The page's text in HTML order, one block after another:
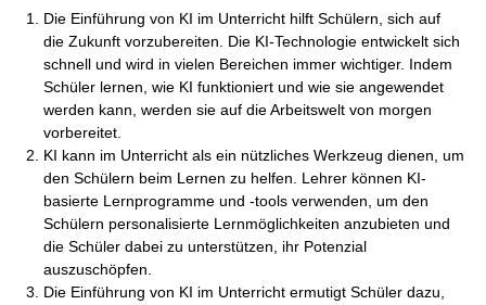
Die Einführung von KI im Unterricht hilft Schülern, sich auf
die Zukunft vorzubereiten. Die KI-Technologie entwickelt sich
schnell und wird in vielen Bereichen immer wichtiger. Indem
Schüler lernen, wie KI funktioniert und wie sie angewendet
werden kann, werden sie auf die Arbeitswelt von morgen
vorbereitet.
KI kann im Unterricht als ein nützliches Werkzeug dienen, um
den Schülern beim Lernen zu helfen. Lehrer können KI-
basierte Lernprogramme und -tools verwenden, um den
Schülern personalisierte Lernmöglichkeiten anzubieten und
die Schüler dabei zu unterstützen, ihr Potenzial
auszuschöpfen.
Die Einführung von KI im Unterricht ermutigt Schüler dazu,